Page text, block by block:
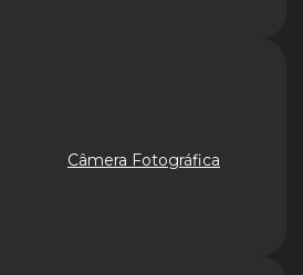
Câmera Fotográfica